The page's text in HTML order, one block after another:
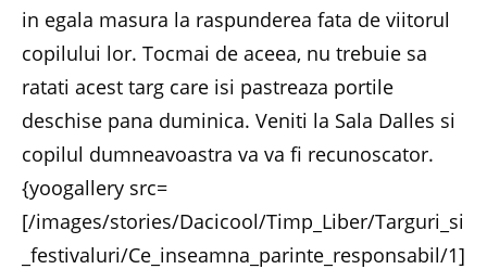
in egala masura la raspunderea fata de viitorul
copilului lor. Tocmai de aceea, nu trebuie sa
ratati acest targ care isi pastreaza portile
deschise pana duminica. Veniti la Sala Dalles si
copilul dumneavoastra va va fi recunoscator.
{yoogallery src=
[/images/stories/Dacicool/Timp_Liber/Targuri_si
_festivaluri/Ce_inseamna_parinte_responsabil/1]